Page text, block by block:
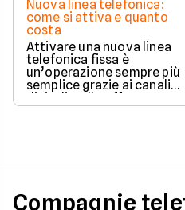
Nuova linea telefonica:
come si attiva e quanto
costa
Attivare una nuova linea
telefonica fissa è
un’operazione sempre più
semplice grazie ai canali
digitali e alle offerte
integrate con internet
Compagnie